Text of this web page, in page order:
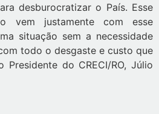
desburocratizar o País. Esse
vem justamente com esse
situação sem a necessidade
todo o desgaste e custo que
Presidente do CRECI/RO, Júlio